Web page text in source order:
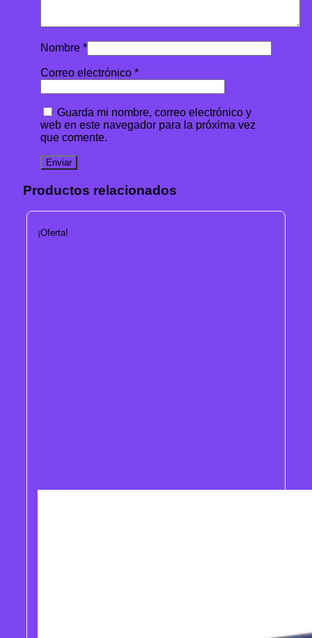
Nombre *
Correo electrónico *
Guarda mi nombre, correo electrónico y
web en este navegador para la próxima vez
que comente.
Productos relacionados
¡Oferta!